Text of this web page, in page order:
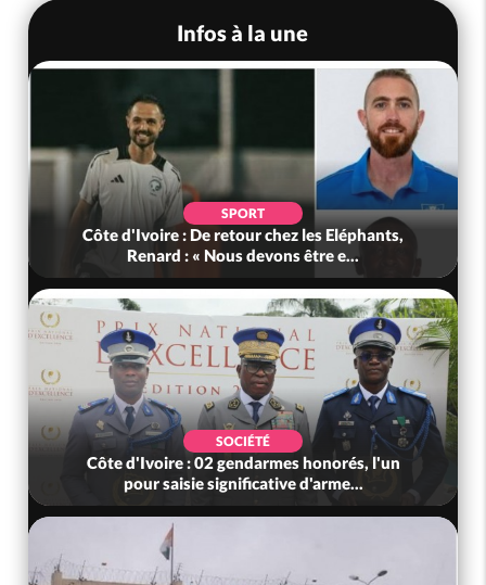
Infos à la une
SPORT
Côte d'Ivoire : De retour chez les Eléphants,
Renard : « Nous devons être e...
SOCIÉTÉ
Côte d'Ivoire : 02 gendarmes honorés, l'un
pour saisie significative d'arme...